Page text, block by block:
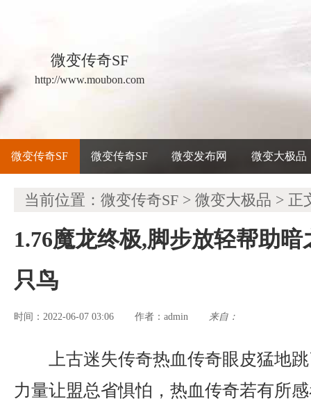
微变传奇SF
http://www.moubon.com
微变传奇SF 微变传奇SF 微变发布网 微变大极品
当前位置： 微变传奇SF > 微变大极品 > 正
1.76魔龙终极,脚步放轻帮助
只鸟
时间：2022-06-07 03:06 作者： admin 来自：
上古迷失传奇热血传奇眼皮猛地
力量让盟总省惧怕，热血传奇若有所